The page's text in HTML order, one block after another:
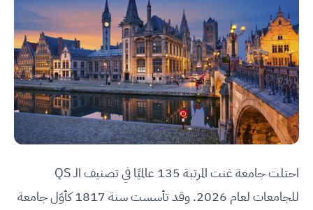
احتلت جامعة غنت المرتبة 135 عالميًا في تصنيف الـ QS
للجامعات لعام 2026. وقد تأسست سنة 1817 كأوّل جامعة